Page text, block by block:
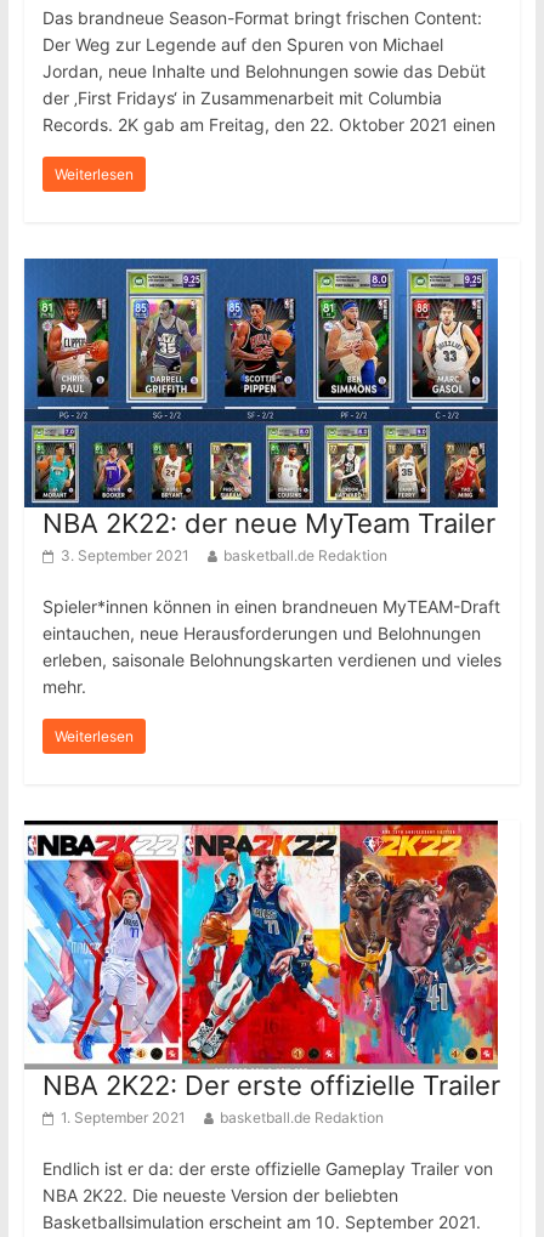
Das brandneue Season-Format bringt frischen Content:
Der Weg zur Legende auf den Spuren von Michael
Jordan, neue Inhalte und Belohnungen sowie das Debüt
der ‚First Fridays‘ in Zusammenarbeit mit Columbia
Records. 2K gab am Freitag, den 22. Oktober 2021 einen
Weiterlesen
NBA 2K22: der neue MyTeam Trailer
3. September 2021 basketball.de Redaktion
Spieler*innen können in einen brandneuen MyTEAM-Draft
eintauchen, neue Herausforderungen und Belohnungen
erleben, saisonale Belohnungskarten verdienen und vieles
mehr.
Weiterlesen
NBA 2K22: Der erste offizielle Trailer
1. September 2021 basketball.de Redaktion
Endlich ist er da: der erste offizielle Gameplay Trailer von
NBA 2K22. Die neueste Version der beliebten
Basketballsimulation erscheint am 10. September 2021.